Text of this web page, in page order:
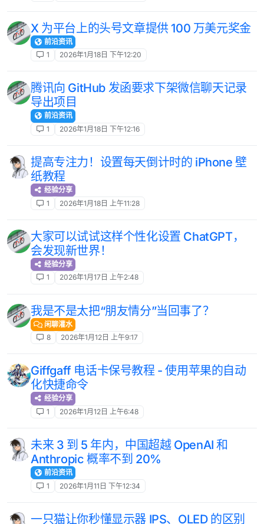
X 为平台上的头号文章提供 100 万美元奖金
前沿资讯
1
2026年1月18日 下午12:20
腾讯向 GitHub 发函要求下架微信聊天记录
导出项目
前沿资讯
1
2026年1月18日 下午12:16
提高专注力！设置每天倒计时的 iPhone 壁
纸教程
经验分享
1
2026年1月18日 上午11:28
大家可以试试这样个性化设置 ChatGPT，
会发现新世界！
经验分享
1
2026年1月17日 上午2:48
我是不是太把“朋友情分”当回事了？
闲聊灌水
8
2026年1月12日 上午9:17
Giffgaff 电话卡保号教程 - 使用苹果的自动
化快捷命令
经验分享
1
2026年1月12日 上午6:48
未来 3 到 5 年内，中国超越 OpenAI 和
Anthropic 概率不到 20%
前沿资讯
1
2026年1月11日 下午12:34
一只猫让你秒懂显示器 IPS、OLED 的区别